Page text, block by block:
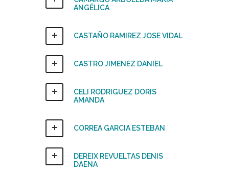
ANGÉLICA
CASTAÑO RAMIREZ JOSE VIDAL
CASTRO JIMENEZ DANIEL
CELI RODRIGUEZ DORIS
AMANDA
CORREA GARCIA ESTEBAN
DEREIX REVUELTAS DENIS
DAENA